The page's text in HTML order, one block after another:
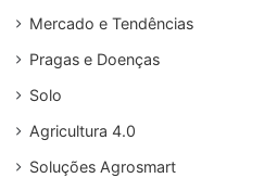
Mercado e Tendências
Pragas e Doenças
Solo
Agricultura 4.0
Soluções Agrosmart